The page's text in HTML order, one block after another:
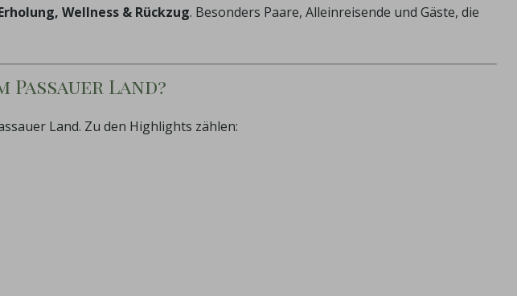
Wellness & Rückzug. Besonders Paare, Alleinreisende und Gäste, die
Land?
Land. Zu den Highlights zählen: